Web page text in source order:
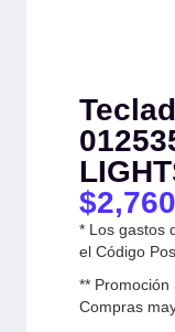
$
* Los gastos
el Código
** Promoción
Compras